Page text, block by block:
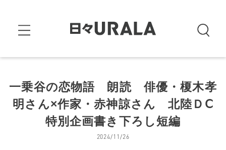
一乗谷の恋物語 朗読 俳優・榎木孝
明さん×作家・赤神諒さん 北陸ＤⅭ
特別企画書き下ろし短編
2024/11/26